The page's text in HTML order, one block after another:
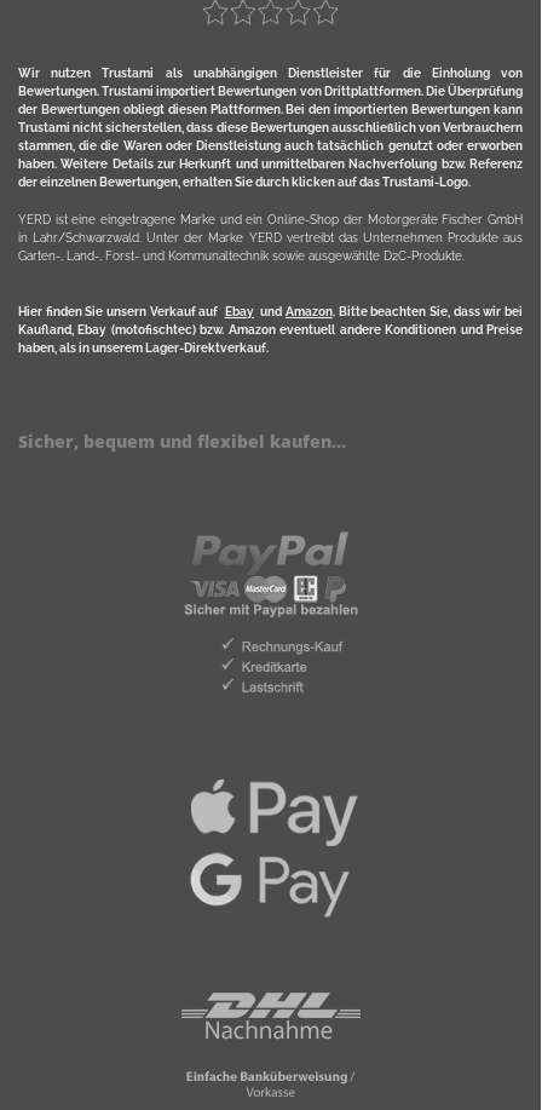
Wir nutzen Trustami als unabhängigen Dienstleister für die Einholung von
Bewertungen. Trustami importiert Bewertungen von Drittplattformen. Die Überprüfung
der Bewertungen obliegt diesen Plattformen. Bei den importierten Bewertungen kann
Trustami nicht sicherstellen, dass diese Bewertungen ausschließlich von Verbrauchern
stammen, die die Waren oder Dienstleistung auch tatsächlich genutzt oder erworben
haben. Weitere Details zur Herkunft und unmittelbaren Nachverfolung bzw. Referenz
der einzelnen Bewertungen, erhalten Sie durch klicken auf das Trustami-Logo.
YERD ist eine eingetragene Marke und ein Online-Shop der Motorgeräte Fischer GmbH
in Lahr/Schwarzwald. Unter der Marke YERD vertreibt das Unternehmen Produkte aus
Garten-, Land-, Forst- und Kommunaltechnik sowie ausgewählte D2C-Produkte.
Hier finden Sie unsern Verkauf auf Ebayund Amazon. Bitte beachten Sie, dass wir bei
Kaufland, Ebay (motofischtec) bzw. Amazon eventuell andere Konditionen und Preise
haben, als in unserem Lager-Direktverkauf.
Sicher, bequem und flexibel kaufen...